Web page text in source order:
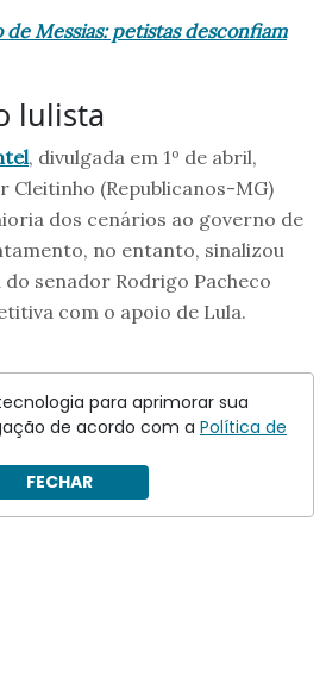
de Messias: petistas desconfiam
lulista
, divulgada em 1º de abril,
Cleitinho (Republicanos-MG)
dos cenários ao governo de
no entanto, sinalizou
senador Rodrigo Pacheco
com o apoio de Lula.
para aprimorar sua
de acordo com a Política de
FECHAR